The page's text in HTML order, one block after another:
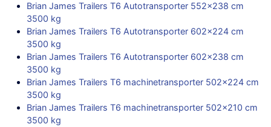
Brian James Trailers T6 Autotransporter 552×238 cm
3500 kg
Brian James Trailers T6 Autotransporter 602×224 cm
3500 kg
Brian James Trailers T6 Autotransporter 602×238 cm
3500 kg
Brian James Trailers T6 machinetransporter 502×224 cm
3500 kg
Brian James Trailers T6 machinetransporter 502×210 cm
3500 kg